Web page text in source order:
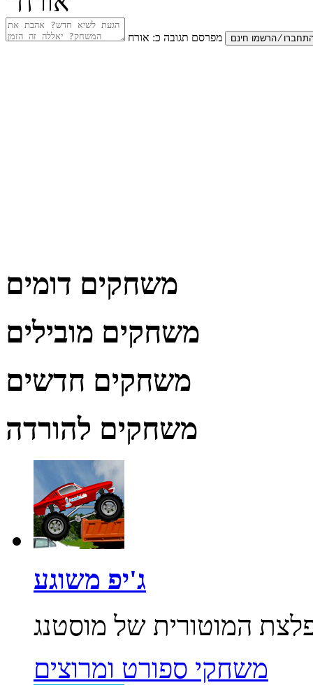
מפרסם תגובה כ: אורח
משחקים דומים
משחקים מובילים
משחקים חדשים
משחקים להורדה
ג'יפ משוגע
משחקי ספורט ומרוצים